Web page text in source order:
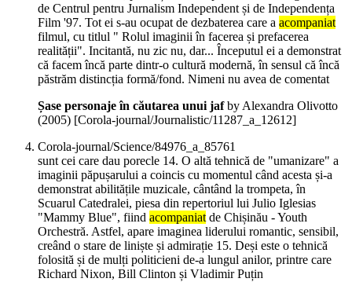
de Centrul pentru Jurnalism Independent și de Independența
Film '97. Tot ei s-au ocupat de dezbaterea care a acompaniat
filmul, cu titlul " Rolul imaginii în facerea și prefacerea
realității". Incitantă, nu zic nu, dar... Începutul ei a demonstrat
că facem încă parte dintr-o cultură modernă, în sensul că încă
păstrăm distincția formă/fond. Nimeni nu avea de comentat
Șase personaje în căutarea unui jafby Alexandra Olivotto
(2005) [Corola-journal/Journalistic/11287_a_12612]
Corola-journal/Science/84976_a_85761
sunt cei care dau porecle 14. O altă tehnică de "umanizare" a
imaginii păpușarului a coincis cu momentul când acesta și-a
demonstrat abilitățile muzicale, cântând la trompeta, în
Scuarul Catedralei, piesa din repertoriul lui Julio Iglesias
"Mammy Blue", fiind acompaniatde Chișinău - Youth
Orchestră. Astfel, apare imaginea liderului romantic, sensibil,
creând o stare de liniște și admirație 15. Deși este o tehnică
folosită și de mulți politicieni de-a lungul anilor, printre care
Richard Nixon, Bill Clinton și Vladimir Puțin